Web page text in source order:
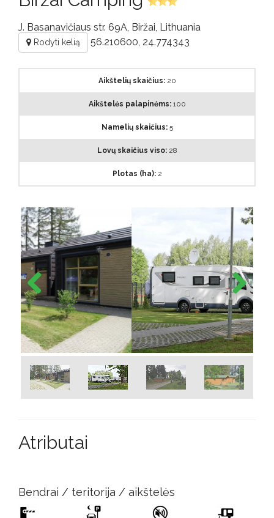
Kontaktai
J. Basanavičiaus str. 69A, Biržai, Lithuania
Rodyti kelią 56.210600, 24.774343
Aikštelių skaičius: 20
Aikštelės palapinėms: 100
Namelių skaičius: 5
Lovų skaičius viso: 28
Plotas (ha): 2
Previous Next
Atributai
Bendrai / teritorija / aikštelės